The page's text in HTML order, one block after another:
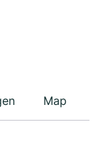
Map